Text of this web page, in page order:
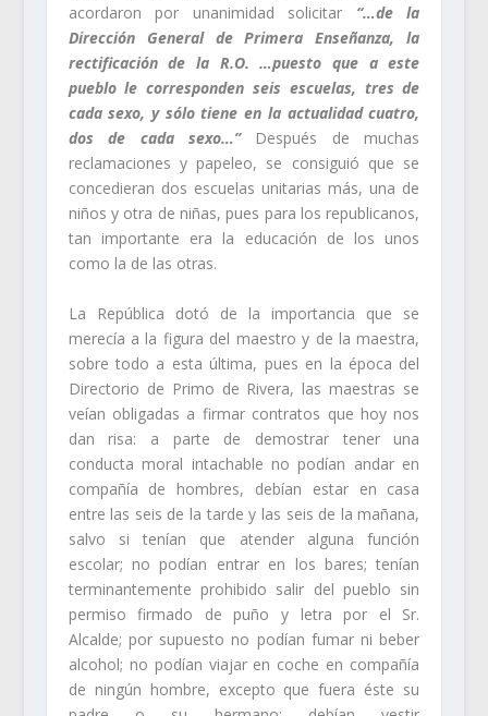
acordaron por unanimidad solicitar “…de la
Dirección General de Primera Enseñanza, la
rectificación de la R.O. …puesto que a este
pueblo le corresponden seis escuelas, tres de
cada sexo, y sólo tiene en la actualidad cuatro,
dos de cada sexo…”
Después de muchas
reclamaciones y papeleo, se consiguió que se
concedieran dos escuelas unitarias más, una de
niños y otra de niñas, pues para los republicanos,
tan importante era la educación de los unos
como la de las otras.
La República dotó de la importancia que se
merecía a la figura del maestro y de la maestra,
sobre todo a esta última, pues en la época del
Directorio de Primo de Rivera, las maestras se
veían obligadas a firmar contratos que hoy nos
dan risa: a parte de demostrar tener una
conducta moral intachable no podían andar en
compañía de hombres, debían estar en casa
entre las seis de la tarde y las seis de la mañana,
salvo si tenían que atender alguna función
escolar; no podían entrar en los bares; tenían
terminantemente prohibido salir del pueblo sin
permiso firmado de puño y letra por el Sr.
Alcalde; por supuesto no podían fumar ni beber
alcohol; no podían viajar en coche en compañía
de ningún hombre, excepto que fuera éste su